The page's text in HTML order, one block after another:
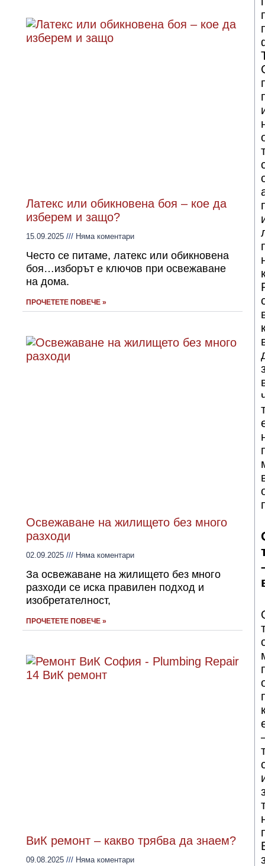
Латекс или обикновена боя – кое да
изберем и защо?
15.09.2025 Няма коментари
Често се питаме, латекс или обикновена
боя…изборът е ключов при освежаване
на дома.
ПРОЧЕТЕТЕ ПОВЕЧЕ »
Освежаване на жилището без много
разходи
02.09.2025 Няма коментари
За освежаване на жилището без много
разходи се иска правилен подход и
изобретателност,
ПРОЧЕТЕТЕ ПОВЕЧЕ »
ВиК ремонт – какво трябва да знаем?
09.08.2025 Няма коментари